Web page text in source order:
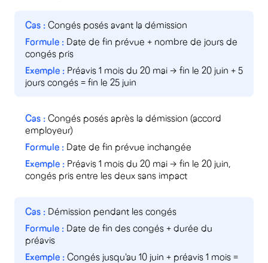
Congés posés avant la démission
Date de fin prévue + nombre de jours de
congés pris
Préavis 1 mois du 20 mai → fin le 20 juin + 5
jours congés = fin le 25 juin
Congés posés après la démission (accord
employeur)
Date de fin prévue inchangée
Préavis 1 mois du 20 mai → fin le 20 juin,
congés pris entre les deux sans impact
Démission pendant les congés
Date de fin des congés + durée du
préavis
Congés jusqu'au 10 juin + préavis 1 mois =